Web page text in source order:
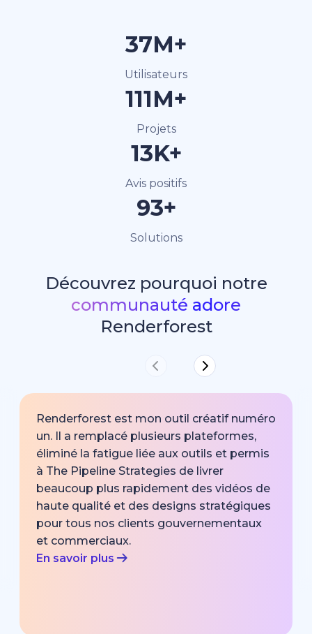
40M+
Utilisateurs
120M+
Projets
15K+
Avis positifs
100+
Solutions
Découvrez pourquoi notre
communauté adore
Renderforest
Renderforest est mon outil créatif numéro
un. Il a remplacé plusieurs plateformes,
éliminé la fatigue liée aux outils et permis
à The Pipeline Strategies de livrer
beaucoup plus rapidement des vidéos de
haute qualité et des designs stratégiques
pour tous nos clients gouvernementaux
et commerciaux.
En savoir plus